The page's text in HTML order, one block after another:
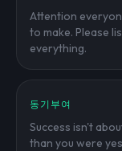
Attention
to make. Please
everything.
동기부여
Success isn't
than you were